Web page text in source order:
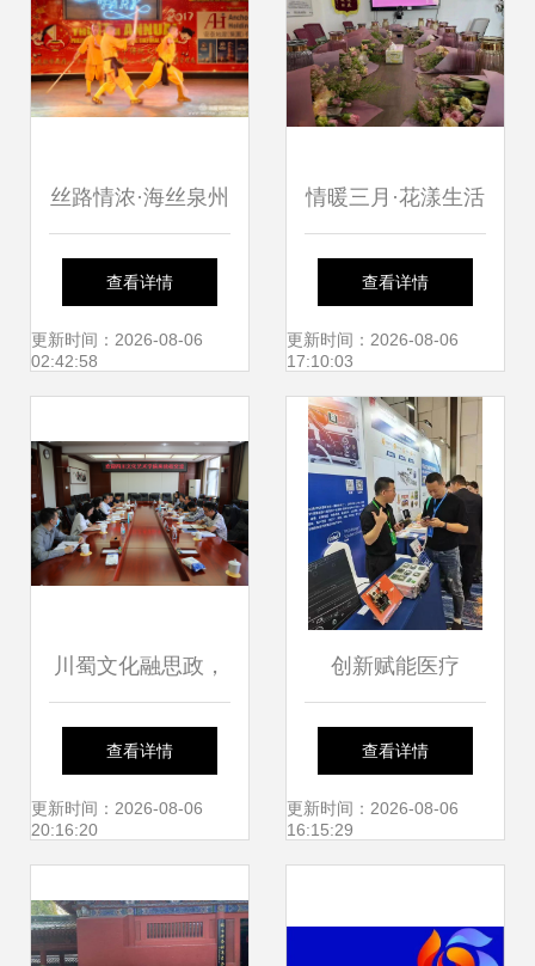
丝路情浓·海丝泉州
——泉州文化艺术
团赴菲律宾马尼拉
查看详情
更新时间：2026-08-06
02:42:58
情暖三月·花漾生活
| 穗东街举办妇女
节禁毒主题插花活
动
查看详情
更新时间：2026-08-06
17:10:03
川蜀文化融思政，
艺术课堂谱新篇
——四川文化艺术
原一行到访我校记
查看详情
更新时间：2026-08-06
20:16:20
创新赋能医疗
Enclustra闪耀亮相
2024医用内窥镜技
查看详情
更新时间：2026-08-06
16:15:29